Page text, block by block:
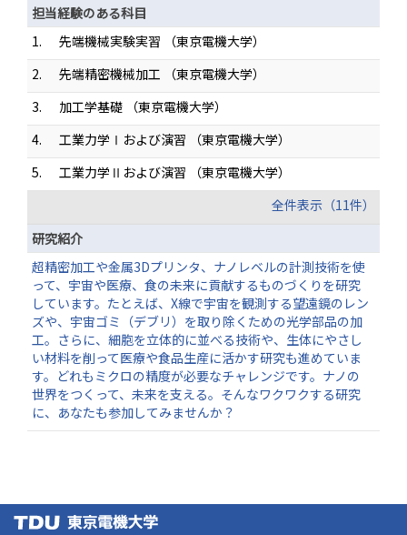
担当経験のある科目
1.
先端機械実験実習 （東京電機大学）
2.
先端精密機械加工 （東京電機大学）
3.
加工学基礎 （東京電機大学）
4.
工業力学Ⅰおよび演習 （東京電機大学）
5.
工業力学Ⅱおよび演習 （東京電機大学）
全件表示（11件）
研究紹介
超精密加工や金属3Dプリンタ、ナノレベルの計測技術を使
って、宇宙や医療、食の未来に貢献するものづくりを研究
しています。たとえば、X線で宇宙を観測する望遠鏡のレン
ズや、宇宙ゴミ（デブリ）を取り除くための光学部品の加
工。さらに、細胞を立体的に並べる技術や、生体にやさし
い材料を削って医療や食品生産に活かす研究も進めていま
す。どれもミクロの精度が必要なチャレンジです。ナノの
世界をつくって、未来を支える。そんなワクワクする研究
に、あなたも参加してみませんか？